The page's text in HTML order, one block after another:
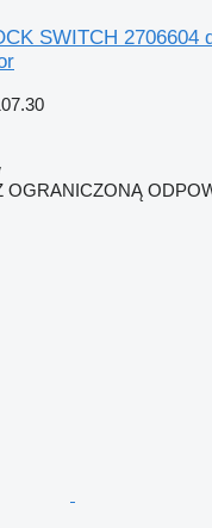
SWITCH 2706604
OGRANICZONĄ